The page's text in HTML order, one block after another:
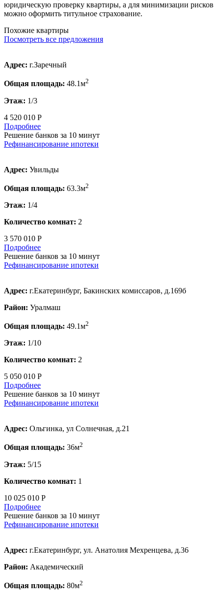
юридическую проверку квартиры, а для минимизации рисков
можно оформить титульное страхование.
Похожие квартиры
Посмотреть все предложения
Адрес: г.Заречный
Общая площадь: 48.1м2
Этаж: 1/3
4 520 010 Р
Подробнее
Решение банков за 10 минут
Рефинансирование ипотеки
Адрес: Увильды
Общая площадь: 63.3м2
Этаж: 1/4
Количество комнат: 2
3 570 010 Р
Подробнее
Решение банков за 10 минут
Рефинансирование ипотеки
Адрес: г.Екатеринбург, Бакинских комиссаров, д.169б
Район: Уралмаш
Общая площадь: 49.1м2
Этаж: 1/10
Количество комнат: 2
5 050 010 Р
Подробнее
Решение банков за 10 минут
Рефинансирование ипотеки
Адрес: Ольгинка, ул Солнечная, д.21
Общая площадь: 36м2
Этаж: 5/15
Количество комнат: 1
10 025 010 Р
Подробнее
Решение банков за 10 минут
Рефинансирование ипотеки
Адрес: г.Екатеринбург, ул. Анатолия Мехренцева, д.36
Район: Академический
Общая площадь: 80м2